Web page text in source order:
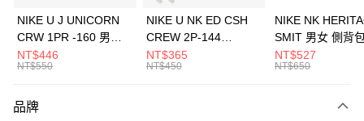
元大商業銀行
台灣樂天信用卡公司
全盈+PAY
AFTEE先享後付
【關於「AFTEE先享後付」】
NIKE U J UNICORN
CRW 1PR -160 男女
中統襪 FZ3393100
NT$446
NT$550
NIKE U NK ED CSH
CREW 2P-144
EMBRDY 男女 短統襪
FZ3073133
NT$365
NT$450
NIKE NK
SMIT 男女 側背
BA5871010
NT$527
NT$650
品牌